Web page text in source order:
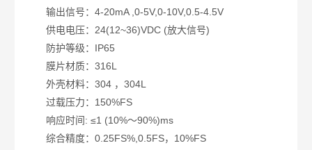
输出信号：4-20mA ,0-5V,0-10V,0.5-4.5V
供电电压：24(12~36)VDC (放大信号)
防护等级：IP65
膜片材质：316L
外壳材料：304 ，304L
过载压力：150%FS
响应时间: ≤1 (10%～90%)ms
综合精度：0.25FS%,0.5FS，10%FS